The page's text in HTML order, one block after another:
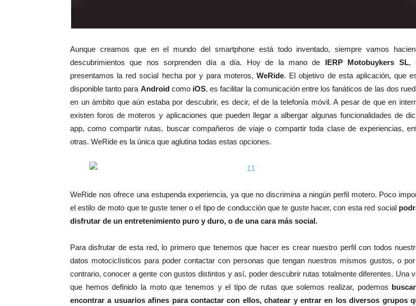
Aunque creamos que en el mundo del smartphone está todo inventado, siempre vamos
descubrimientos que nos sorprenden día a día. Hoy de la mano de IERP Motobuykers SL,
presentamos la red social hecha por y para moteros,WeRide. El objetivo de esta aplicación, que
disponible tanto para Androidcomo iOS, es facilitar la comunicación entre los fanáticos de las dos
en un ámbito que aún estaba por descubrir, es decir, el de la telefonía móvil. A pesar de que en
existen foros de moteros y aplicaciones que pueden llegar a albergar algunas funcionalidades de
app, como compartir rutas, buscar compañeros de viaje o compartir toda clase de experiencias,
otras. WeRide es la única que aglutina todas estas opciones.
WeRide nos ofrece una estupenda experiencia, ya que no discrimina a ningún perfil motero. Poco
el estilo de moto que te guste tener o el tipo de conducción que te guste hacer, con esta red social
disfrutar de un entretenimiento puro y duro, o de una cara más social.
Para disfrutar de esta red, lo primero que tenemos que hacer es crear nuestro perfil con todos
datos motociclísticos para poder contactar con personas que tengan nuestros mismos gustos, o
contrario, conocer a gente con gustos distintos y así, poder descubrir rutas totalmente diferentes. Una
que hemos definido la moto que tenemos y el tipo de rutas que solemos realizar, podemos
encontrar a usuarios afines para contactar con ellos, chatear y entrar en los diversos grupos